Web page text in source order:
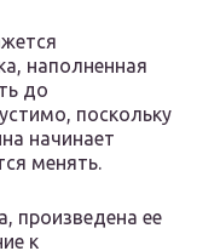
наполненная
до
поскольку
начинает
менять.
произведена ее
к